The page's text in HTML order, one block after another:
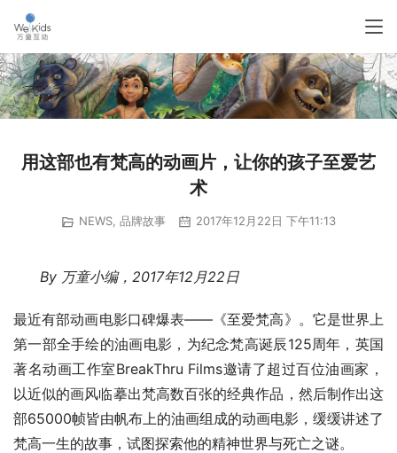
用这部也有梵高的动画片，让你的孩子至爱艺
术
NEWS, 品牌故事 2017年12月22日 下午11:13
By 万童小编，2017年12月22日
最近有部动画电影口碑爆表——《至爱梵高》。它是世界上
第一部全手绘的油画电影，为纪念梵高诞辰125周年，英国
著名动画工作室BreakThru Films邀请了超过百位油画家，
以近似的画风临摹出梵高数百张的经典作品，然后制作出这
部65000帧皆由帆布上的油画组成的动画电影，缓缓讲述了
梵高一生的故事，试图探索他的精神世界与死亡之谜。